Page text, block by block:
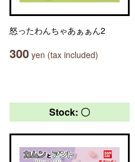
怒ったわんちゃあぁぁん2
300 yen (tax included)
Stock: 〇